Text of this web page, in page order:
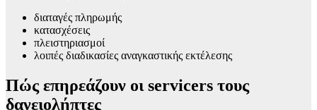
διαταγές πληρωμής
κατασχέσεις
πλειστηριασμοί
λοιπές διαδικασίες αναγκαστικής εκτέλεσης
Πώς επηρεάζουν οι servicers τους
δανειολήπτες